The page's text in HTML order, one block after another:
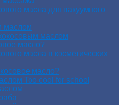
масла для вакуумного
маслом
маслом
масло?
масла в косметических
масло?
Too cool for school